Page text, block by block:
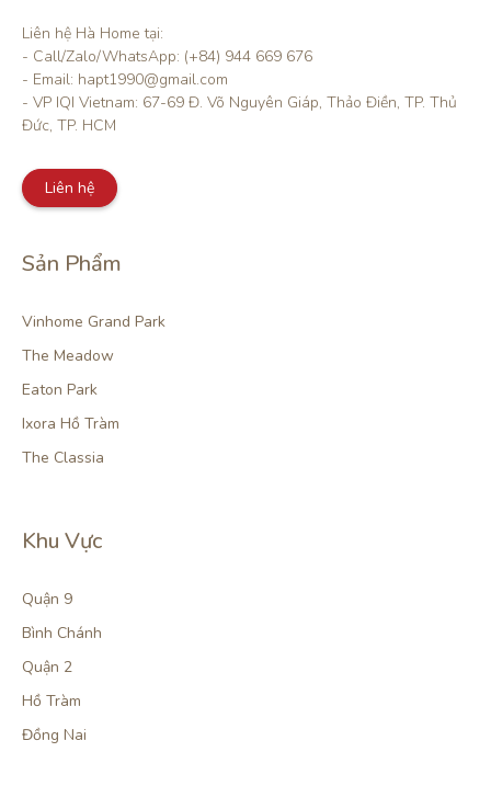
Liên hệ Hà Home tại:
- Call/Zalo/WhatsApp: (+84) 944 669 676
- Email: hapt1990@gmail.com
- VP IQI Vietnam: 67-69 Đ. Võ Nguyên Giáp, Thảo Điền, TP. Thủ
Đức, TP. HCM
Liên hệ
Sản Phẩm
Vinhome Grand Park
The Meadow
Eaton Park
Ixora Hồ Tràm
The Classia
Khu Vực
Quận 9
Bình Chánh
Quận 2
Hồ Tràm
Đồng Nai